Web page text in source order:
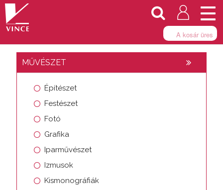
A kosár üres
MŰVÉSZET
Építészet
Festészet
Fotó
Grafika
Iparművészet
Izmusok
Kismonográfiák